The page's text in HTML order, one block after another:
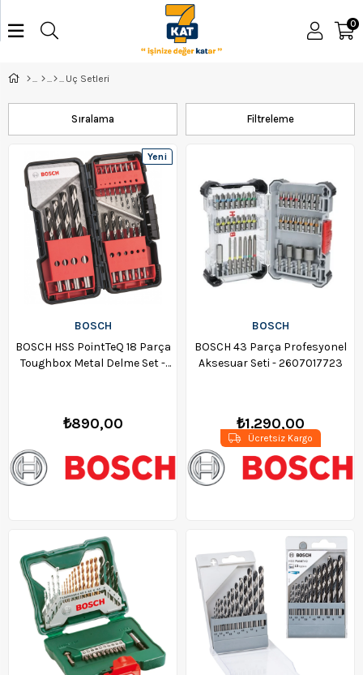
0
Uç Setleri
Filtreleme
Sıralama
BOSCH
BOSCH HSS PointTeQ 18 Parça
Toughbox Metal Delme Set -
₺890,00
Yeni
Ürün
BOSCH
BOSCH 43 Parça Profesyonel
Aksesuar Seti - 2607017723
₺1.290,00
Ücretsiz Kargo